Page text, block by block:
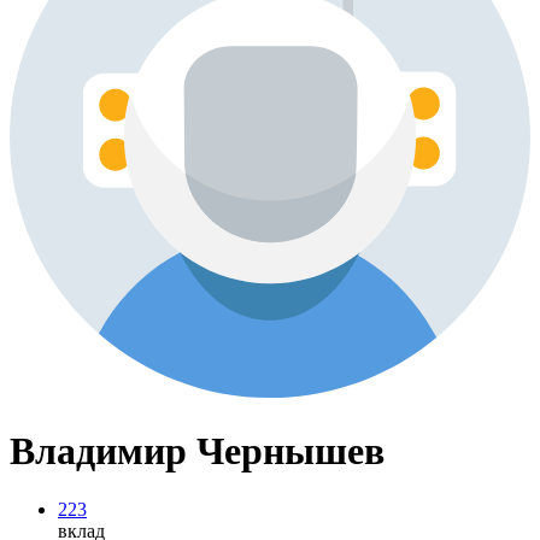
Владимир Чернышев
223
вклад